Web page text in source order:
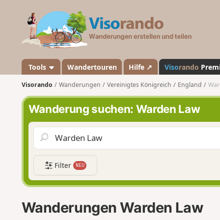
a
n
d
o
Tools Wandertouren Hilfe ↗ Visorando
Visorando Wanderungen Vereinigtes Königreich England
Wanderung suchen: Warden Law
Filter NEU
Wanderungen Warden Law